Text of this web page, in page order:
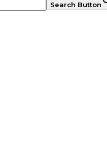
Search Button